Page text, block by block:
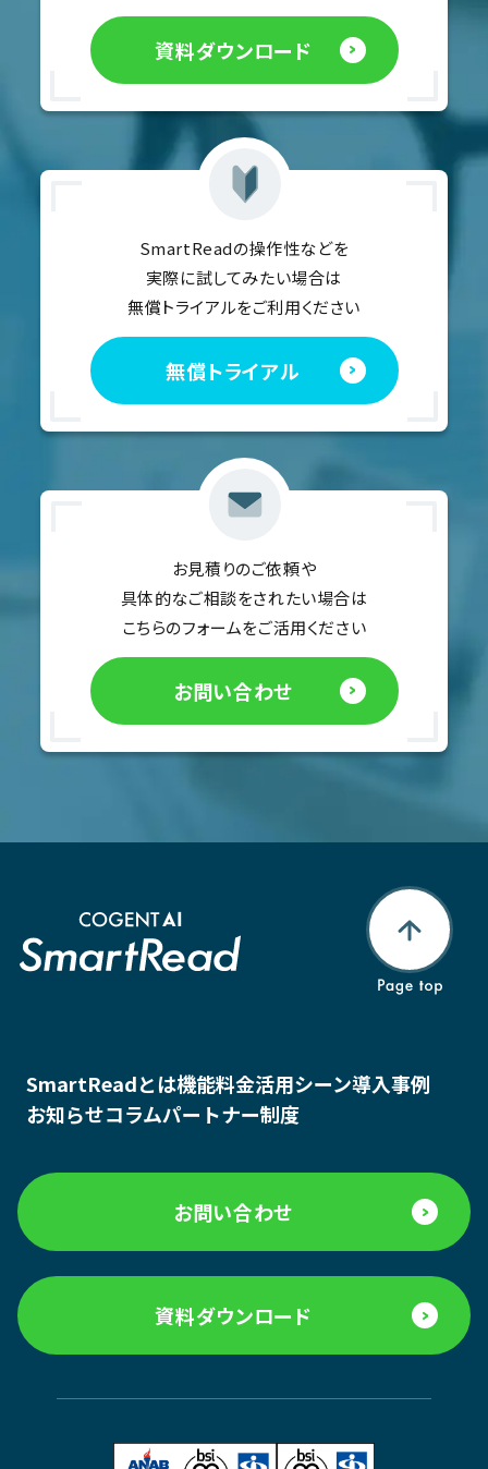
資料ダウンロード
SmartReadの操作性などを
実際に試してみたい場合は
無償トライアルをご利用ください
無償トライアル
お見積りのご依頼や
具体的なご相談をされたい場合は
こちらのフォームをご活用ください
お問い合わせ
SmartReadとは機能料金活用シーン導入事例
お知らせコラムパートナー制度
お問い合わせ
資料ダウンロード